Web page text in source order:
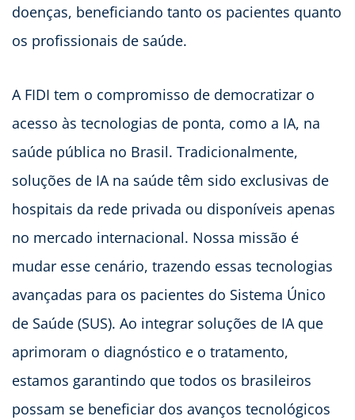
doenças, beneficiando tanto os pacientes quanto
os profissionais de saúde.
A FIDI tem o compromisso de democratizar o
acesso às tecnologias de ponta, como a IA, na
saúde pública no Brasil. Tradicionalmente,
soluções de IA na saúde têm sido exclusivas de
hospitais da rede privada ou disponíveis apenas
no mercado internacional. Nossa missão é
mudar esse cenário, trazendo essas tecnologias
avançadas para os pacientes do Sistema Único
de Saúde (SUS). Ao integrar soluções de IA que
aprimoram o diagnóstico e o tratamento,
estamos garantindo que todos os brasileiros
possam se beneficiar dos avanços tecnológicos